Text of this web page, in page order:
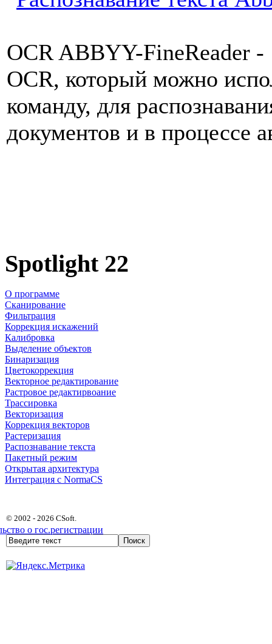
OCR ABBYY-FineReader
OCR, который можно
команду, для
документов и в процессе
Spotlight 22
О программе
Сканирование
Фильтрация
Коррекция искажений
Калибровка
Выделение объектов
Бинаризация
Цветокоррекция
Векторное редактирование
Растровое редактирвоание
Трассировка
Векторизация
Коррекция векторов
Растеризация
Распознавание текста
Пакетный режим
Открытая архитектура
Интеграция с NormaCS
© 2002 - 2026 CSoft.
о гос.регистрации